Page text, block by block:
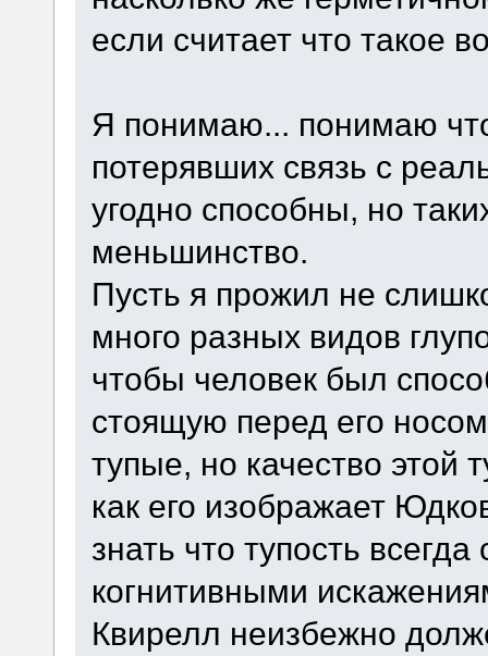
если считает что такое
Я понимаю... понимаю
потерявших связь с
угодно способны, но
меньшинство.
Пусть я прожил не
много разных видов
чтобы человек был
стоящую перед его
тупые, но качество этой
как его изображает
знать что тупость
когнитивными
Квирелл неизбежно